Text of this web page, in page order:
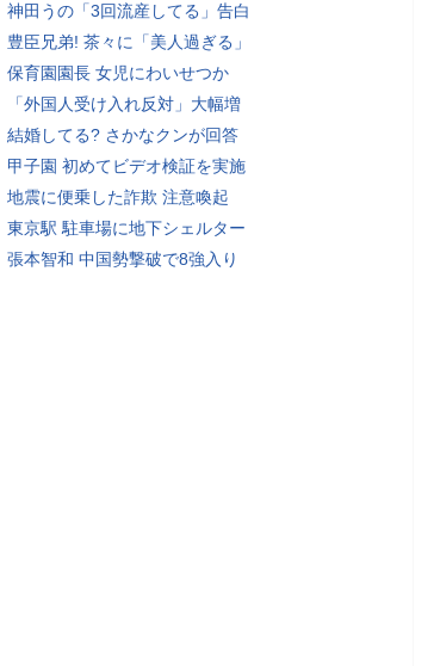
神田うの「3回流産してる」告白
豊臣兄弟! 茶々に「美人過ぎる」
保育園園長 女児にわいせつか
「外国人受け入れ反対」大幅増
結婚してる? さかなクンが回答
甲子園 初めてビデオ検証を実施
地震に便乗した詐欺 注意喚起
東京駅 駐車場に地下シェルター
張本智和 中国勢撃破で8強入り